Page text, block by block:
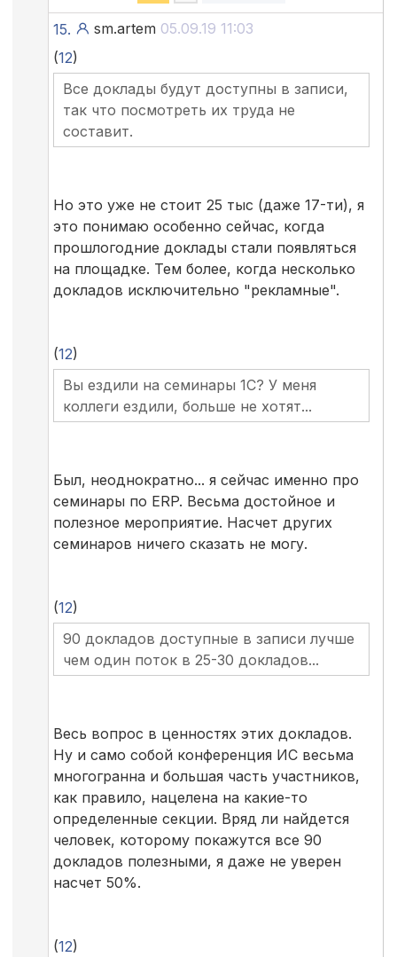
15. sm.artem 05.09.19 11:03
(12)
Все доклады будут доступны в записи,
так что посмотреть их труда не
составит.
Но это уже не стоит 25 тыс (даже 17-ти), я
это понимаю особенно сейчас, когда
прошлогодние доклады стали появляться
на площадке. Тем более, когда несколько
докладов исключительно "рекламные".
(12)
Вы ездили на семинары 1С? У меня
коллеги ездили, больше не хотят...
Был, неоднократно... я сейчас именно про
семинары по ERP. Весьма достойное и
полезное мероприятие. Насчет других
семинаров ничего сказать не могу.
(12)
90 докладов доступные в записи лучше
чем один поток в 25-30 докладов...
Весь вопрос в ценностях этих докладов.
Ну и само собой конференция ИС весьма
многогранна и большая часть участников,
как правило, нацелена на какие-то
определенные секции. Вряд ли найдется
человек, которому покажутся все 90
докладов полезными, я даже не уверен
насчет 50%.
(12)